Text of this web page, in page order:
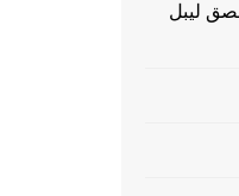
ليبل